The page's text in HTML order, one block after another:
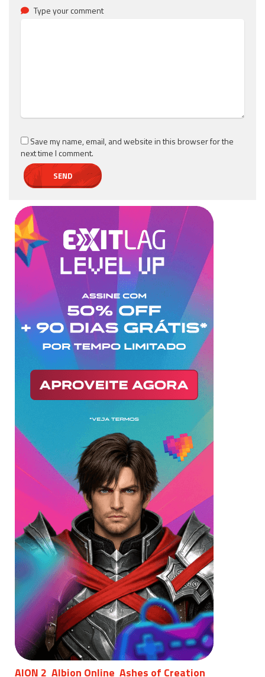
Type your comment
Save my name, email, and website in this browser for the
next time I comment.
AION 2 Albion Online Ashes of Creation